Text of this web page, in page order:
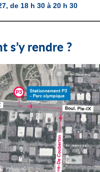
de 18 h 30 à 20 h 30
s’y rendre ?